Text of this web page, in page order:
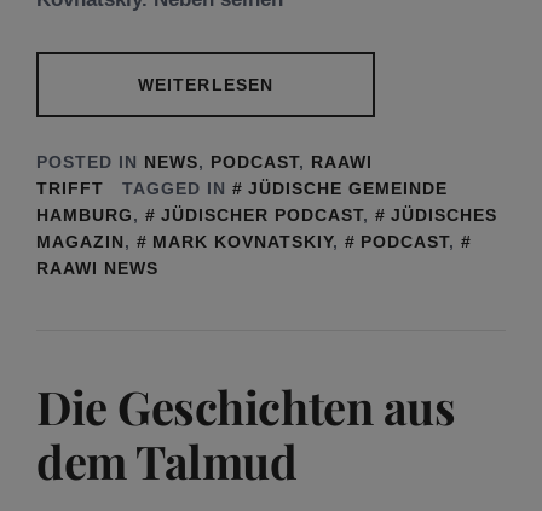
WEITERLESEN
POSTED IN NEWS, PODCAST, RAAWI
TRIFFT
TAGGED IN
JÜDISCHE GEMEINDE
HAMBURG, JÜDISCHER PODCAST,
JÜDISCHES
MAGAZIN, MARK KOVNATSKIY, PODCAST,
RAAWI NEWS
Die Geschichten aus
dem Talmud